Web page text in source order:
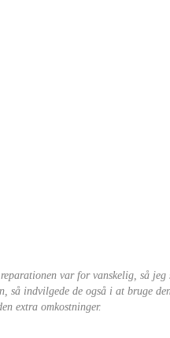
var for vanskelig, så jeg
så indvilgede de også i at bruge
extra omkostninger.